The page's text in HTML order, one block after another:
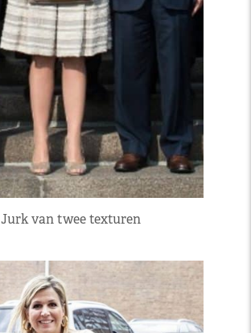
Jurk van twee texturen